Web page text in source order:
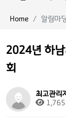
Home 알림마
2024년 하남
회
최고관리
1,765